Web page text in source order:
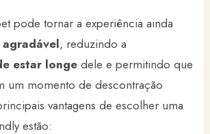
pode tornar a experiência ainda
agradável, reduzindo a
estar longe dele e permitindo que
um momento de descontração
vantagens de escolher uma
estão: